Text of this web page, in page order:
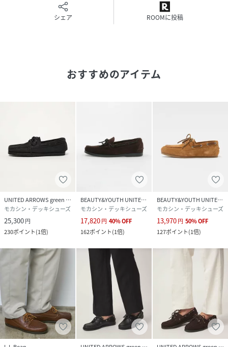
春夏のジャケットスタイルやセットアップスタイルに合わせ
ていただくのがおすすめの一足。
【polpetta】(ポルペッタ)
コンセプトは「足元を主役にした大人のためのシューズ」。
【注意事項】
ずご確認の上、着用又はお取り扱いください。
※摩擦により色落ちや色移りをする場合がございますので、
ご注意ください。
整えて陰干ししてください。
※お手入れは素材に合ったクリーナーやクリーム等を説明書
に従ってご使用ください。
ベンジン類の使用はお控えください。
※直射日光、蛍光灯を避け、通気の良い場所で保管してくだ
さい。
シェア ROOMに投稿
おすすめのアイテム
UNITED ARROWS green label relaxing
モカシン・デッキシューズ
25,300円
230ポイント(1倍)
BEAUTY&YOUTH UNITED ARROWS
モカシン・デッキシューズ
17,820円 40%OFF
162ポイント(1倍)
BEAUTY&YOUTH UNITED ARROWS
モカシン・デッキシューズ
13,970円 50%OFF
127ポイント(1倍)